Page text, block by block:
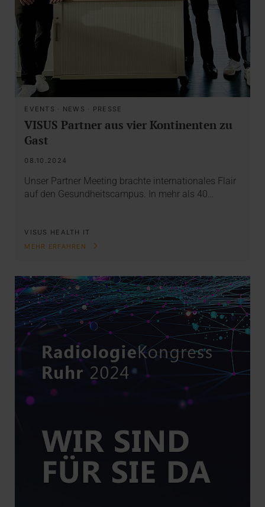
EVENTS · NEWS · PRESSE
VISUS Partner aus vier Kontinenten zu
Gast
08.10.2024
Unser Partner Meeting brachte internationales Flair
auf den Gesundheitscampus. In mehr als 40…
VISUS HEALTH IT
MEHR ERFAHREN